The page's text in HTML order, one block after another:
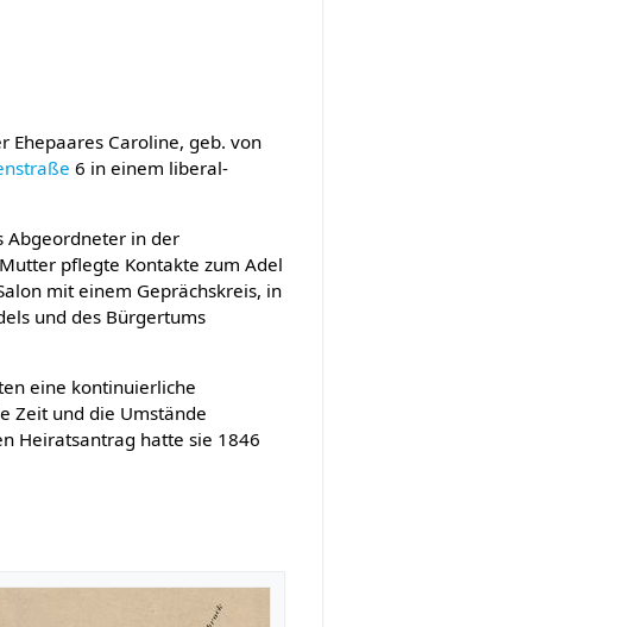
Ehepaares Caroline, geb. von
6 in einem liberal-
Abgeordneter in der
pflegte Kontakte zum Adel
mit einem Geprächskreis, in
und des Bürgertums
eine kontinuierliche
Zeit und die Umstände
Heiratsantrag hatte sie 1846